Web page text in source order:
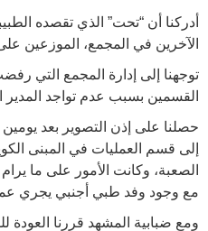
أدركنا أن “تحت” الذي تقصده
الآخرين في المجمع، الموزعين على
توجهنا إلى إدارة المجمع التي
القسمين بسبب عدم تواجد المدير
حصلنا على إذن التصوير بعد يومين
إلى قسم العمليات في المبنى
الصعبة، وكانت الأمور على ما
مع وجود وفد طبي أجنبي يجري
ومع ضبابية المشهد قررنا العودة